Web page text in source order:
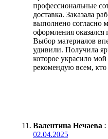
профессиональные
доставка. Заказала
выполнено согласно
оформления
Выбор материалов
удивили. Получила
которое украсило
рекомендую всем, кто
Валентина Нечаева :
02.04.2025